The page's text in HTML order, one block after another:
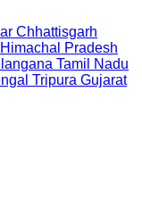
Chhattisgarh
Himachal Pradesh
Tamil Nadu
Tripura Gujarat